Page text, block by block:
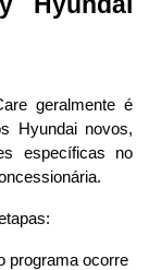
geralmente é
Hyundai novos,
específicas no
programa ocorre